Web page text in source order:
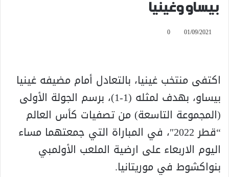
بيساو وغينيا
01/09/2021
0
اكتفى منتخب غينيا، بالتعادل أمام مضيفه غينيا
بيساو، بهدف لمثله (1-1)، برسم الجولة الأولى
(المجموعة التاسعة) من تصفيات كأس العالم
“قطر 2022″، في المباراة التي جمعتهما مساء
اليوم الاربعاء على ارضية الملعب الأولمبي
بنواكشوط في موريتانيا.